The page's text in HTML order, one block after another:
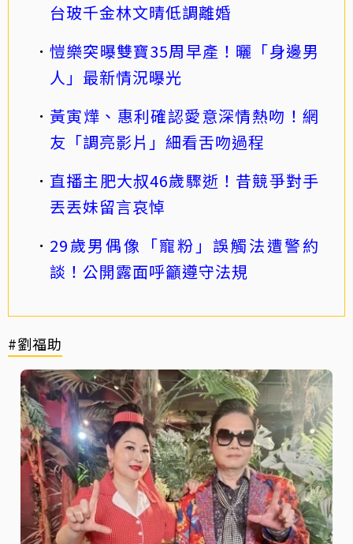
台玻千金林文晴低調離婚
愷樂突曝雙寶35周早產！曬「身邊男
人」最新情況曝光
黃寅燁、惠利確認愛意深情熱吻！網
友「調亮影片」細看舌吻過程
直播主肥大叔46歲驟逝！昔競爭對手
丟丟妹留言哀悼
29歲男偶像「寵粉」誤觸法遭警約
談！公開露面呼籲遵守法規
#劉福助